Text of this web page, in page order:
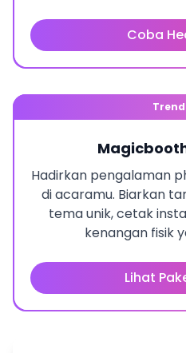
Coba
Hadirkan pengalaman
di acaramu. Biarkan
tema unik, cetak
kenangan fisik
Lihat